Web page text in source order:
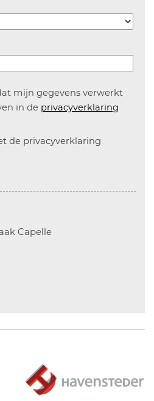
mijn gegevens verwerkt
in de privacyverklaring
de privacyverklaring
Capelle